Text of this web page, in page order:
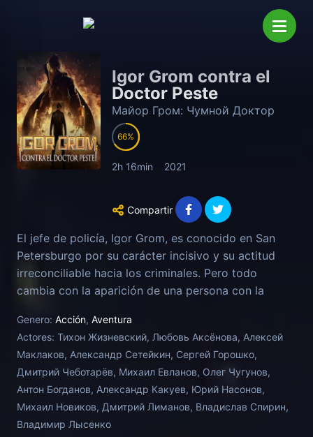
Igor Grom contra el
Doctor Peste
Майор Гром: Чумной Доктор
66
2h 16min 2021
Compartir
El jefe de policía, Igor Grom, es conocido en San
Petersburgo por su carácter incisivo y su actitud
irreconciliable hacia los criminales. Pero todo
cambia con la aparición de una persona con la
ha escapado de la justicia por dinero o estatus
social.
Genero: Acción, Aventura
Actores: Тихон Жизневский, Любовь Аксёнова, Алексей
Маклаков, Александр Сетейкин, Сергей Горошко,
Дмитрий Чеботарёв, Михаил Евланов, Олег Чугунов,
Антон Богданов, Александр Какуев, Юрий Насонов,
Михаил Новиков, Дмитрий Лиманов, Владислав Спирин,
Владимир Лысенко